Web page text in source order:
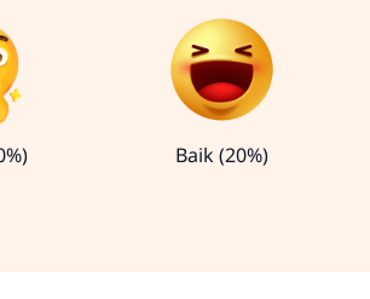
Baik (20%)